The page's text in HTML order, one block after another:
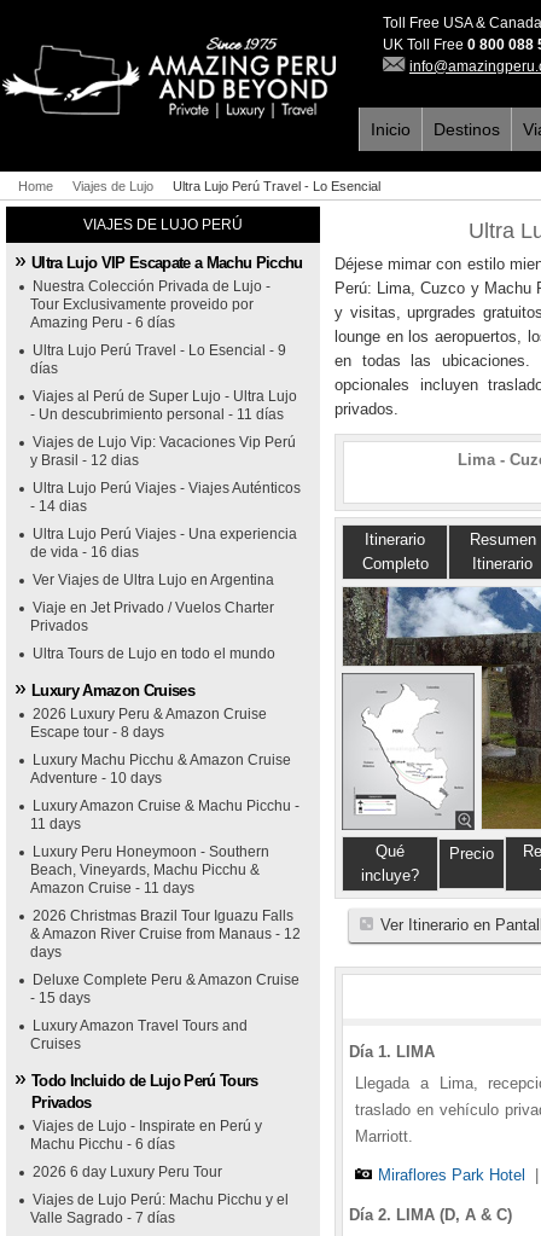
Toll Free USA &
UK Toll Free 0 800 088
Inicio Destinos
Home Viajes de Lujo Ultra Lujo Perú Travel - Lo Esencial
VIAJES DE LUJO PERÚ
Ultra Lujo VIP Escapate a Machu Picchu
Nuestra Colección Privada de Lujo -
Tour Exclusivamente proveido por
Amazing Peru - 6 días
Ultra Lujo Perú Travel - Lo Esencial - 9
días
Viajes al Perú de Super Lujo - Ultra Lujo
- Un descubrimiento personal - 11 días
Viajes de Lujo Vip: Vacaciones Vip Perú
y Brasil - 12 dias
Ultra Lujo Perú Viajes - Viajes Auténticos
- 14 dias
Ultra Lujo Perú Viajes - Una experiencia
de vida - 16 dias
Ver Viajes de Ultra Lujo en Argentina
Viaje en Jet Privado / Vuelos Charter
Privados
Ultra Tours de Lujo en todo el mundo
Luxury Amazon Cruises
2026 Luxury Peru & Amazon Cruise
Escape tour - 8 days
Luxury Machu Picchu & Amazon Cruise
Adventure - 10 days
Luxury Amazon Cruise & Machu Picchu -
11 days
Luxury Peru Honeymoon - Southern
Beach, Vineyards, Machu Picchu &
Amazon Cruise - 11 days
2026 Christmas Brazil Tour Iguazu Falls
& Amazon River Cruise from Manaus - 12
days
Deluxe Complete Peru & Amazon Cruise
- 15 days
Luxury Amazon Travel Tours and
Cruises
Todo Incluido de Lujo Perú Tours
Privados
Viajes de Lujo - Inspirate en Perú y
Machu Picchu - 6 días
2026 6 day Luxury Peru Tour
Viajes de Lujo Perú: Machu Picchu y el
Valle Sagrado - 7 días
Ultra
Déjese mimar con estilo
Perú: Lima, Cuzco y Machu
y visitas, uprgrades
lounge en los aeropuertos,
en todas las ubicaciones.
opcionales incluyen
privados.
Lima -
Itinerario
Completo
Resumen
Itinerario
Qué
incluye?
Precio
Ver Itinerario en
Día 1. LIMA
Llegada a Lima,
traslado en vehículo
Marriott.
Miraflores Park Hotel
Día 2. LIMA (D, A & C)